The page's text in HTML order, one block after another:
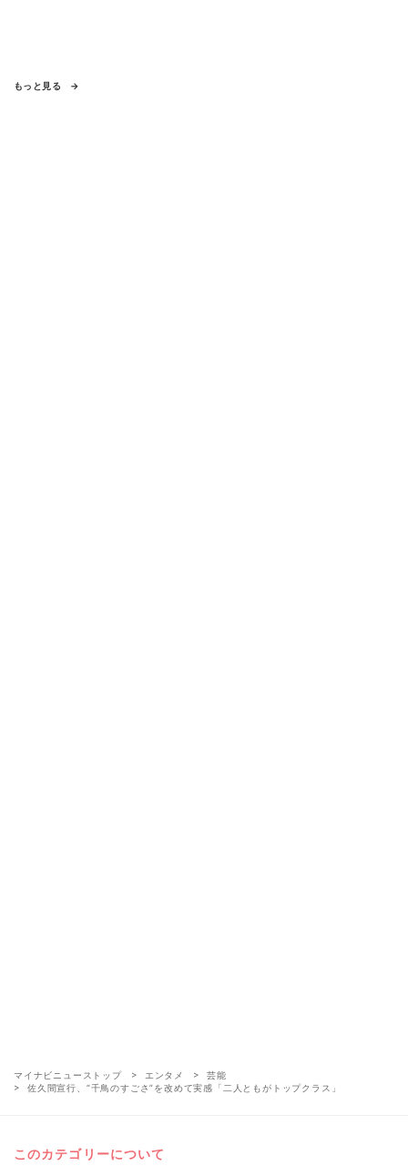
もっと見る
マイナビニューストップ エンタメ
芸能
佐久間宣行、“千鳥のすごさ”を改めて実感「二人ともがトップクラス」
このカテゴリーについて